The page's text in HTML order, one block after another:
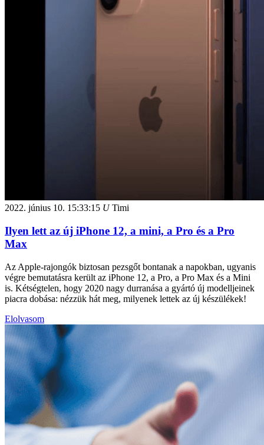
2022. június 10. 15:33:15 UTimi
Ilyen lett az új iPhone 12, a mini, a Pro és a Pro
Max
Az Apple-rajongók biztosan pezsgőt bontanak a napokban, ugyanis
végre bemutatásra került az iPhone 12, a Pro, a Pro Max és a Mini
is. Kétségtelen, hogy 2020 nagy durranása a gyártó új modelljeinek
piacra dobása: nézzük hát meg, milyenek lettek az új készülékek!
Elolvasom